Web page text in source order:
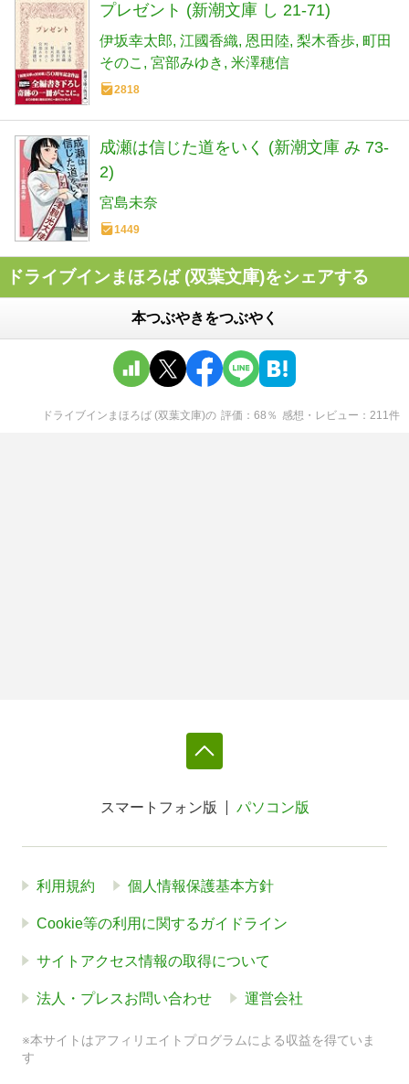
プレゼント (新潮文庫 し 21-71)
伊坂幸太郎 江國香織 恩田陸 梨木香歩 町田
そのこ
宮部みゆき 米澤穂信
2818
成瀬は信じた道をいく (新潮文庫 み 73-
2)
宮島未奈
1449
ドライブインまほろば (双葉文庫)をシェアする
本つぶやきをつぶやく
ドライブインまほろば (双葉文庫)の 評価 68 ％ 感想・レビュー 211件
スマートフォン版 パソコン版
利用規約 個人情報保護基本方針
Cookie等の利用に関するガイドライン
サイトアクセス情報の取得について
法人・プレスお問い合わせ 運営会社
※本サイトはアフィリエイトプログラムによる収益を得ていま
す